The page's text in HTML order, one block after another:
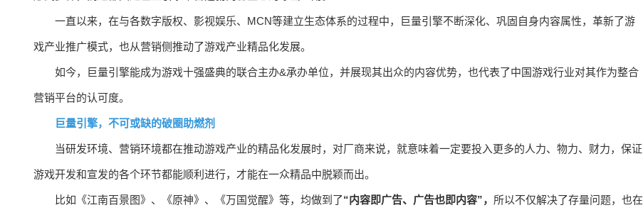
一直以来，在与各数字版权、影视娱乐、MCN等建立生态体系的过程中，巨量引擎不断深化、巩固自身内容属性，革新了游
戏产业推广模式，也从营销侧推动了游戏产业精品化发展。
如今，巨量引擎能成为游戏十强盛典的联合主办&承办单位，并展现其出众的内容优势，也代表了中国游戏行业对其作为整合
营销平台的认可度。
巨量引擎，不可或缺的破圈助燃剂
当研发环境、营销环境都在推动游戏产业的精品化发展时，对厂商来说，就意味着一定要投入更多的人力、物力、财力，保证
游戏开发和宣发的各个环节都能顺利进行，才能在一众精品中脱颖而出。
比如《江南百景图》、《原神》、《万国觉醒》等，均做到了“内容即⼴告、⼴告也即内容”， 所以不仅解决了存量问题，也在